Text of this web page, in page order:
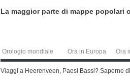
La maggior parte di mappe popolari
Orologio mondiale Ora in Europa Ora
Viaggi a Heerenveen, Paesi Bassi? Saperne